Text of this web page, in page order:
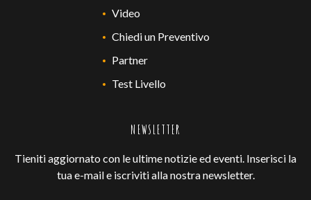
Video
Chiedi un Preventivo
Partner
Test Livello
NEWSLETTER
Tieniti aggiornato con le ultime notizie ed eventi. Inserisci la
tua e-mail e iscriviti alla nostra newsletter.